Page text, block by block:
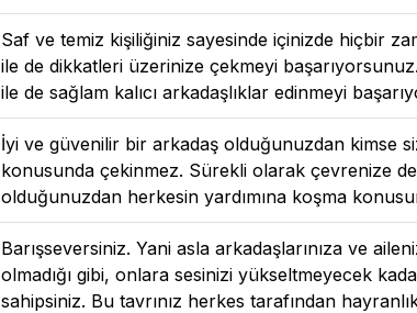
Saf ve temiz kişiliğiniz sayesinde içinizde hiçbir
ile de dikkatleri üzerinize çekmeyi
ile de sağlam kalıcı arkadaşlıklar edinmeyi
İyi ve güvenilir bir arkadaş olduğunuzdan kimse
konusunda çekinmez. Sürekli olarak çevrenize
olduğunuzdan herkesin yardımına koşma
Barışseversiniz. Yani asla arkadaşlarınıza ve
olmadığı gibi, onlara sesinizi yükseltmeyecek
sahipsiniz. Bu tavrınız herkes tarafından